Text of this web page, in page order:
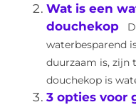
Wat is een
douchekop
waterbesparend
duurzaam is, zijn
douchekop is
3 opties voor